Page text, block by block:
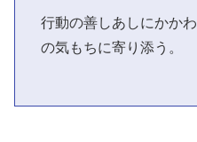
行動の善しあしにかか
の気もちに寄り添う。